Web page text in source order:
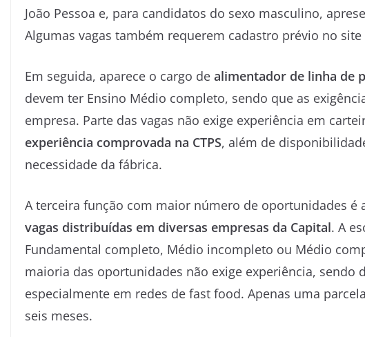
João Pessoa e, para candidatos do sexo masculino,
Algumas vagas também requerem cadastro prévio no
Em seguida, aparece o cargo de alimentador de linha de
devem ter Ensino Médio completo, sendo que as
empresa. Parte das vagas não exige experiência em
experiência comprovada na CTPS, além de
necessidade da fábrica.
A terceira função com maior número de oportunidades é
vagas distribuídas em diversas empresas da Capital. A
Fundamental completo, Médio incompleto ou Médio
maioria das oportunidades não exige experiência, sendo
especialmente em redes de fast food. Apenas uma
seis meses.